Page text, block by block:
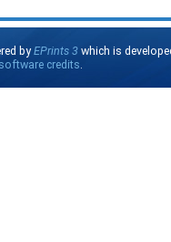
byEPrints 3 which is
credits.